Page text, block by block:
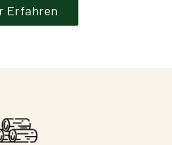
Erfahren